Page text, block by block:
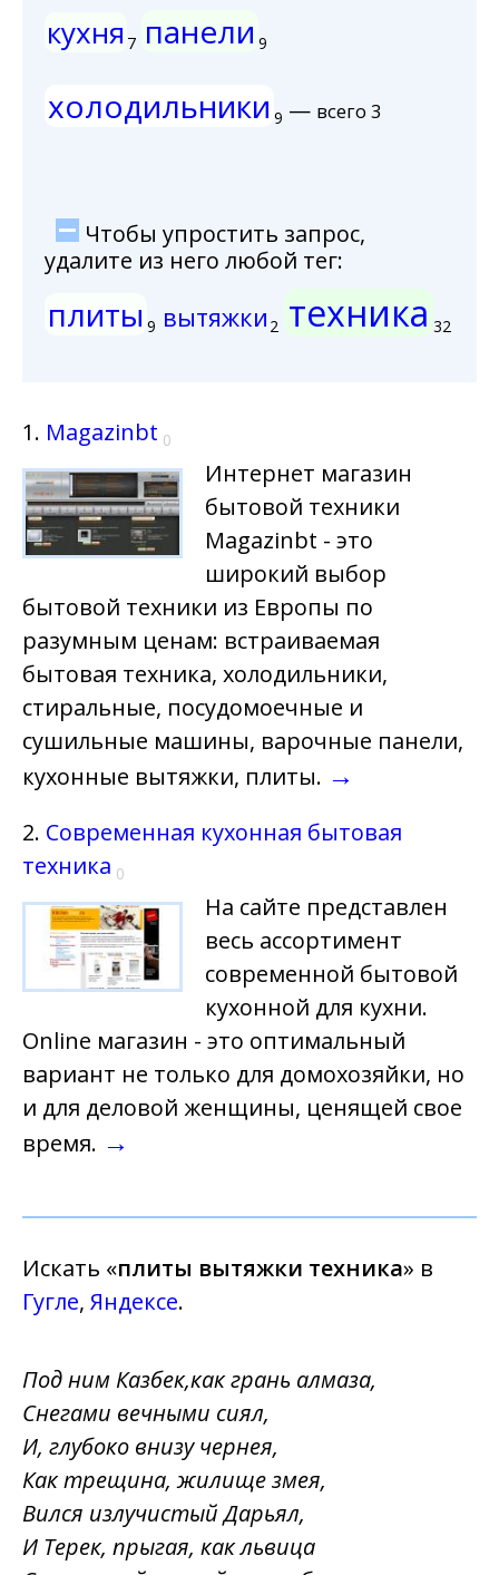
кухня 7 панели 9
холодильники 9 — всего 3
Чтобы упростить запрос,
удалите из него любой тег:
плиты 9 вытяжки 2 техника 32
1. Magazinbt 0
Интернет магазин
бытовой техники
Magazinbt - это
широкий выбор
бытовой техники из Европы по
разумным ценам: встраиваемая
бытовая техника, холодильники,
стиральные, посудомоечные и
сушильные машины, варочные панели,
кухонные вытяжки, плиты. →
2. Современная кухонная бытовая
техника 0
На сайте представлен
весь ассортимент
современной бытовой
кухонной для кухни.
Online магазин - это оптимальный
вариант не только для домохозяйки, но
и для деловой женщины, ценящей свое
время. →
Искать «плиты вытяжки техника» в
Гугле, Яндексе.
Под ним Казбек,как грань алмаза,
Снегами вечными сиял,
И, глубоко внизу чернея,
Как трещина, жилище змея,
Вился излучистый Дарьял,
И Терек, прыгая, как львица